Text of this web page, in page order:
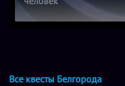
Все квесты Белгорода